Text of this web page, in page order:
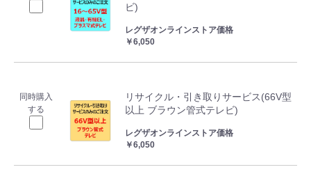
ビ)
レグザオンラインストア価格
￥6,050
同時購入
する
リサイクル・引き取りサービス(66V型
以上 ブラウン管式テレビ)
レグザオンラインストア価格
￥6,050